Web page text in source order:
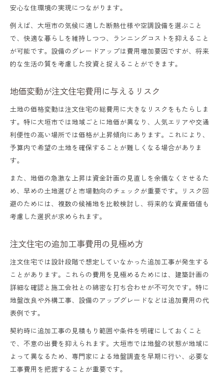
安心な住環境の実現につながります。
例えば、大垣市の気候に適した断熱仕様や空調設備を選ぶこと
で、快適な暮らしを維持しつつ、ランニングコストを抑えること
が可能です。設備のグレードアップは費用増加要因ですが、将来
的な生活の質を考慮した投資と捉えることができます。
地価変動が注文住宅費用に与えるリスク
土地の価格変動は注文住宅の総費用に大きなリスクをもたらしま
す。特に大垣市では地域ごとに地価が異なり、人気エリアや交通
利便性の高い場所では価格が上昇傾向にあります。これにより、
予算内で希望の土地を確保することが難しくなる場合がありま
す。
また、地価の急激な上昇は資金計画の見直しを余儀なくさせるた
め、早めの土地選びと市場動向のチェックが重要です。リスク回
避のためには、複数の候補地を比較検討し、将来的な資産価値も
考慮した選択が求められます。
注文住宅の追加工事費用の見極め方
注文住宅では設計段階で想定していなかった追加工事が発生する
ことがあります。これらの費用を見極めるためには、建築計画の
詳細な確認と施工会社との綿密な打ち合わせが不可欠です。特に
地盤改良や外構工事、設備のアップグレードなどは追加費用の代
表例です。
契約時に追加工事の見積もり範囲や条件を明確にしておくこと
で、不意の出費を抑えられます。大垣市では地盤の状態が地域に
よって異なるため、専門家による地盤調査を早期に行い、必要な
工事費用を把握することが重要です。